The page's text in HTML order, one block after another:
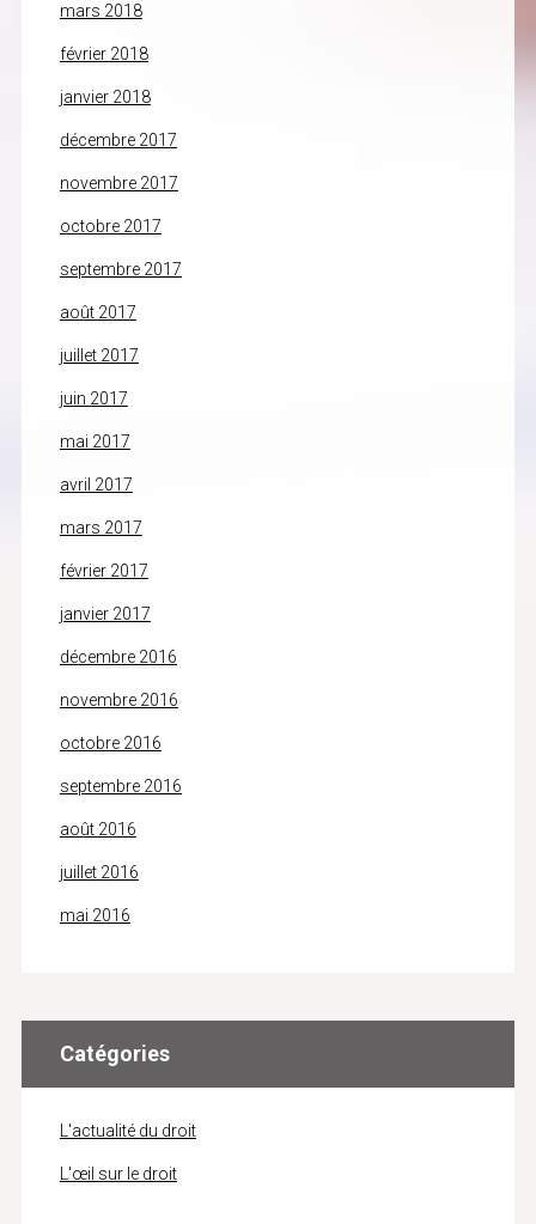
mars 2018
février 2018
janvier 2018
décembre 2017
novembre 2017
octobre 2017
septembre 2017
août 2017
juillet 2017
juin 2017
mai 2017
avril 2017
mars 2017
février 2017
janvier 2017
décembre 2016
novembre 2016
octobre 2016
septembre 2016
août 2016
juillet 2016
mai 2016
Catégories
L'actualité du droit
L'œil sur le droit